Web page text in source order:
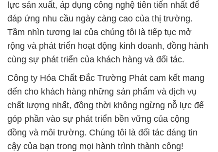
lực sản xuất, áp dụng công nghệ tiên tiến nhất để
đáp ứng nhu cầu ngày càng cao của thị trường.
Tầm nhìn tương lai của chúng tôi là tiếp tục mở
rộng và phát triển hoạt động kinh doanh, đồng hành
cùng sự phát triển của khách hàng và đối tác.
Công ty Hóa Chất Đắc Trường Phát cam kết mang
đến cho khách hàng những sản phẩm và dịch vụ
chất lượng nhất, đồng thời không ngừng nỗ lực để
góp phần vào sự phát triển bền vững của cộng
đồng và môi trường. Chúng tôi là đối tác đáng tin
cậy của bạn trong mọi hành trình thành công!